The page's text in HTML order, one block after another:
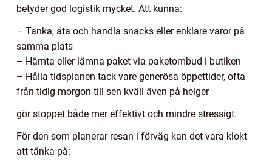
betyder god logistik mycket. Att kunna:
– Tanka, äta och handla snacks eller enklare varor på
samma plats
– Hämta eller lämna paket via paketombud i butiken
– Hålla tidsplanen tack vare generösa öppettider, ofta
från tidig morgon till sen kväll även på helger
gör stoppet både mer effektivt och mindre stressigt.
För den som planerar resan i förväg kan det vara klokt
att tänka på: